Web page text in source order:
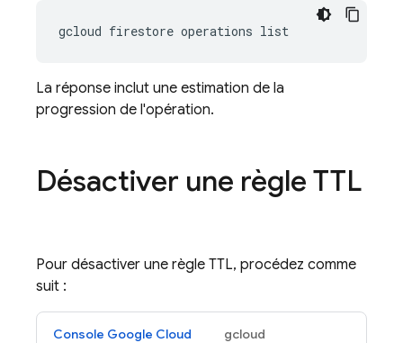
gcloud firestore operations list
La réponse inclut une estimation de la
progression de l'opération.
Désactiver une règle TTL
Pour désactiver une règle TTL, procédez comme
suit :
Console Google Cloud gcloud